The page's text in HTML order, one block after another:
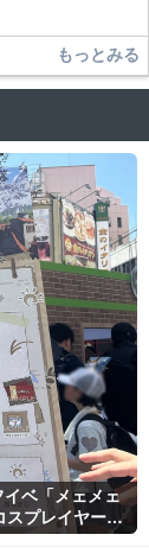
ますので、あら
もっとみる
ベ「メェメェ
スプレイヤー撮